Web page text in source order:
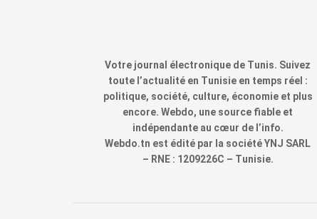
Votre journal électronique de Tunis. Suivez
toute l’actualité en Tunisie en temps réel :
politique, société, culture, économie et plus
encore. Webdo, une source fiable et
indépendante au cœur de l’info.
Webdo.tn est édité par la société YNJ SARL
– RNE : 1209226C – Tunisie.